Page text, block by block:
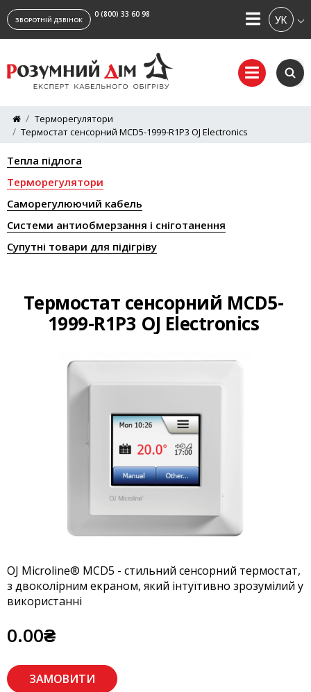
ЗВОРОТНІЙ ДЗВІНОК
0 (800) 33 60 98
Терморегулятори
Термостат сенсорний MCD5-1999-R1P3 OJ Electronics
Тепла підлога
Терморегулятори
Саморегулюючий кабель
Системи антиобмерзання і сніготанення
Супутні товари для підігріву
Термостат сенсорний MCD5-
1999-R1P3 OJ Electronics
OJ Microline® MCD5 - стильний сенсорний термостат,
з двоколірним екраном, який інтуїтивно зрозумілий у
використанні
0.00₴
ЗАМОВИТИ